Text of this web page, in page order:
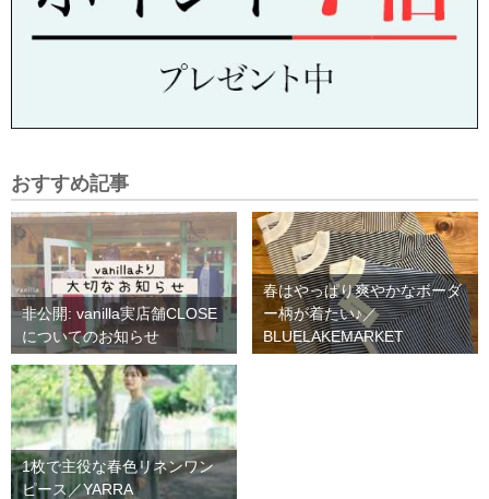
おすすめ記事
非公開: vanilla実店舗CLOSE
についてのお知らせ
春はやっぱり爽やかなボーダ
ー柄が着たい♪／
BLUELAKEMARKET
1枚で主役な春色リネンワン
ピース／YARRA